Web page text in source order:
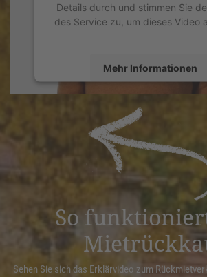
Details durch und stimmen Sie
des Service zu, um dieses Video
Mehr Informationen
powered by
Management Platform
So
Sehen Sie sich das Erklärvideo zum